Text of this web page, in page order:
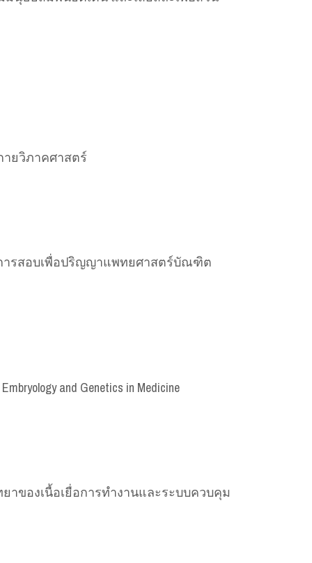
ยวิภาคศาสตร์
การสอบเพื่อปริญญาแพทยศาสตร์บัณฑิต
and Genetics in Medicine
ของเนื้อเยื่อการทำงานและระบบควบคุม